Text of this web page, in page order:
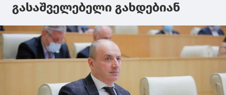
გასაშველებელი გახდებიან